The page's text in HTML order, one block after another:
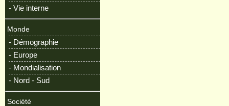
- Vie interne
Monde
- Démographie
- Europe
- Mondialisation
- Nord - Sud
Société